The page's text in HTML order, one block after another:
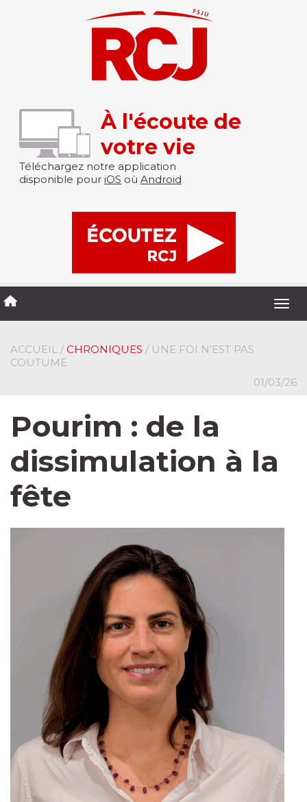
À l'écoute de
votre vie
Téléchargez notre application
disponible pour iOS où Android
ACCUEIL / CHRONIQUES / UNE FOI N’EST PAS
COUTUME
01/03/26
Pourim : de la
dissimulation à la
fête